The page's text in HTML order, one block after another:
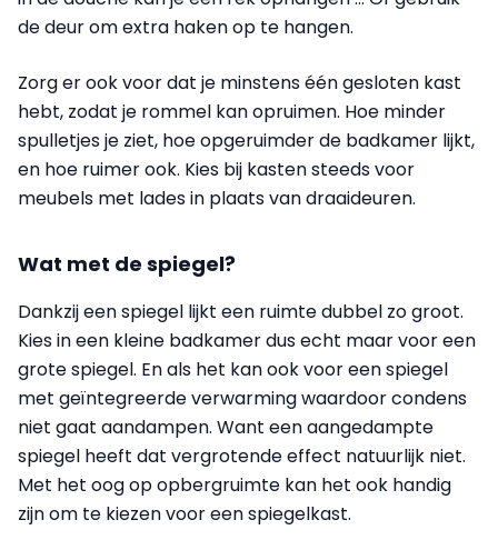
de deur om extra haken op te hangen.
Zorg er ook voor dat je minstens één gesloten kast
hebt, zodat je rommel kan opruimen. Hoe minder
spulletjes je ziet, hoe opgeruimder de badkamer lijkt,
en hoe ruimer ook. Kies bij kasten steeds voor
meubels met lades in plaats van draaideuren.
Wat met de spiegel?
Dankzij een spiegel lijkt een ruimte dubbel zo groot.
Kies in een kleine badkamer dus echt maar voor een
grote spiegel. En als het kan ook voor een spiegel
met geïntegreerde verwarming waardoor condens
niet gaat aandampen. Want een aangedampte
spiegel heeft dat vergrotende effect natuurlijk niet.
Met het oog op opbergruimte kan het ook handig
zijn om te kiezen voor een spiegelkast.